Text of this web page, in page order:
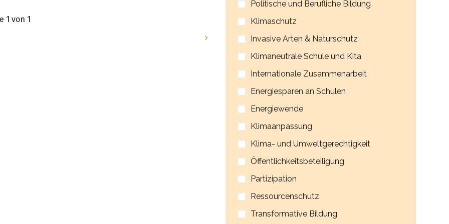
1 von 1
Politische und Berufliche Bildung
Klimaschutz
Invasive Arten & Naturschutz
Klimaneutrale Schule und Kita
Internationale Zusammenarbeit
Energiesparen an Schulen
Energiewende
Klimaanpassung
Klima- und Umweltgerechtigkeit
Öffentlichkeitsbeteiligung
Partizipation
Ressourcenschutz
Transformative Bildung